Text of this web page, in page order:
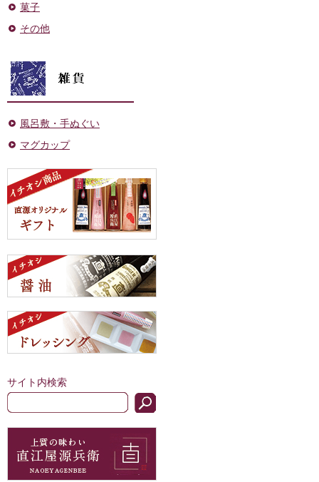
菓子
その他
風呂敷・手ぬぐい
マグカップ
サイト内検索